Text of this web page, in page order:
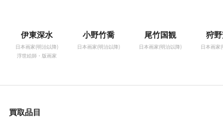
伊東深水
日本画家(明治以降)
浮世絵師・版画家
小野竹喬
日本画家(明治以降)
尾竹国観
日本画家(明治以降)
狩
日本画家
買取品目